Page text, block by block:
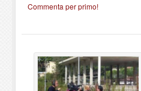
Commenta per primo!